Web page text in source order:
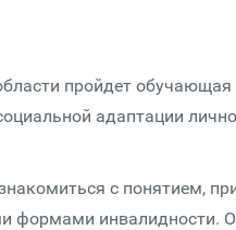
пройдет
адаптации
с понятием,
формами инвалидности.